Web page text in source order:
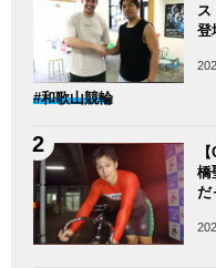
登
#和歌山競輪
橋
だ